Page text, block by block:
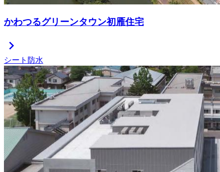
かわつるグリーンタウン初雁住宅
chevron_right
シート防水